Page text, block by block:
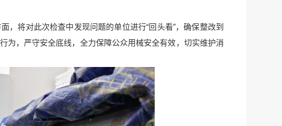
将对此次检查中发现问题的单位进行“回头看”，确保整改到
为，严守安全底线，全力保障公众用械安全有效，切实维护消